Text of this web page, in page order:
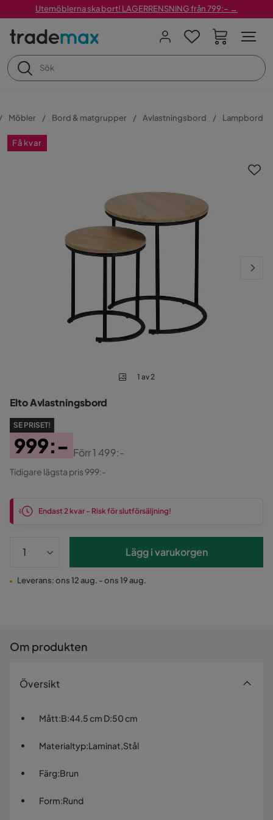
Utemöblerna ska bort! LAGERRENSNING från 799:– →
Möbler Bord & matgrupper Avlastningsbord Lampbord
Få kvar
1 av 2
Elto Avlastningsbord
SE PRISET!
Pris
999:-
Original
Pris
Förr1 499:-
Tidigare lägsta pris 999:-
Endast 2 kvar - Risk för slutförsäljning!
Lägg i varukorgen
Leverans: ons 12 aug. - ons 19 aug.
Om produkten
Översikt
Mått:B:44.5 cm D:50 cm
Materialtyp:Laminat,Stål
Färg:Brun
Form:Rund